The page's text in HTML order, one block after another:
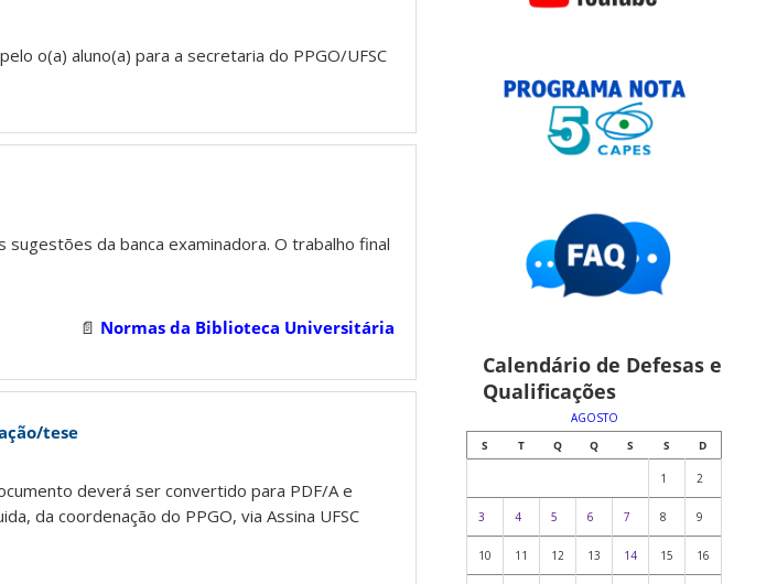
o(a) aluno(a) para a secretaria do PPGO/UFSC
da banca examinadora. O trabalho final
📄 Normas da Biblioteca Universitária
tese
deverá ser convertido para PDF/A e
da coordenação do PPGO, via Assina UFSC
Calendário de Defesas e
Qualificações
AGOSTO
S
T Q Q S S D
1 2
3 4 5 6 7 8 9
10 11 12 13 14 15 16